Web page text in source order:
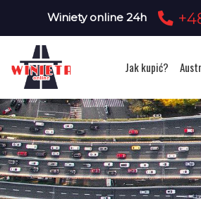
Winiety online 24h
Jak kupić?